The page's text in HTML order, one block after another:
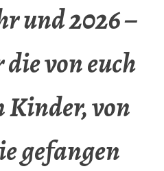
und 2026 –
von euch
von
gefangen